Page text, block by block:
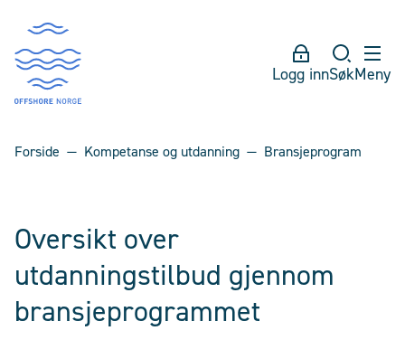
Logg innSøkMeny
Forside Kompetanse og utdanning Bransjeprogram
Oversikt over
utdanningstilbud gjennom
bransjeprogrammet